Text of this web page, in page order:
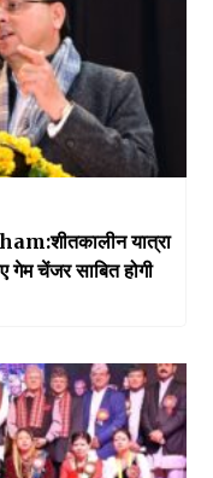
यात्रा
गेम चेंजर साबित होगी